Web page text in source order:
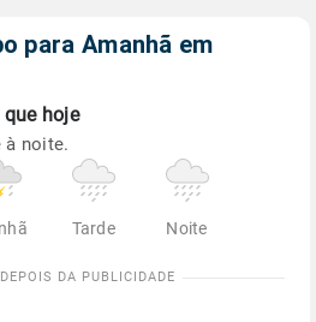
para Amanhã em
hoje
à noite.
Tarde Noite